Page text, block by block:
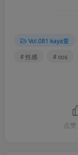
Vol.081 kaya萱
# 性感
# cos
点赞